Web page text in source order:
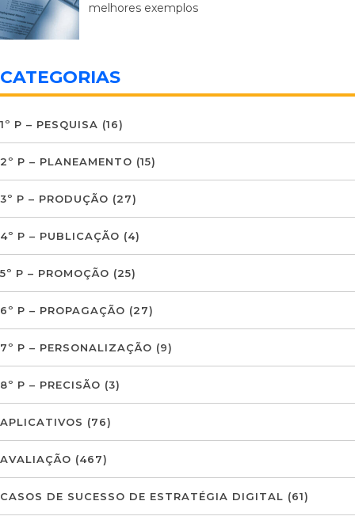
melhores exemplos
CATEGORIAS
1º P – PESQUISA (16)
2º P – PLANEAMENTO (15)
3º P – PRODUÇÃO (27)
4º P – PUBLICAÇÃO (4)
5º P – PROMOÇÃO (25)
6º P – PROPAGAÇÃO (27)
7º P – PERSONALIZAÇÃO (9)
8º P – PRECISÃO (3)
APLICATIVOS (76)
AVALIAÇÃO (467)
CASOS DE SUCESSO DE ESTRATÉGIA DIGITAL (61)